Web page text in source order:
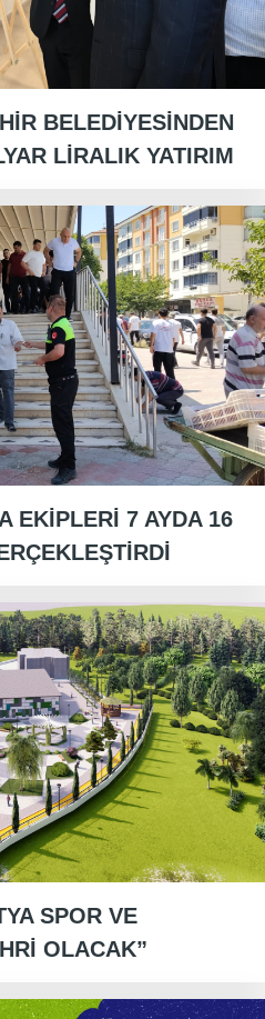
BELEDİYESİNDEN
LİRALIK YATIRIM
EKİPLERİ 7 AYDA 16
SPOR VE
OLACAK”